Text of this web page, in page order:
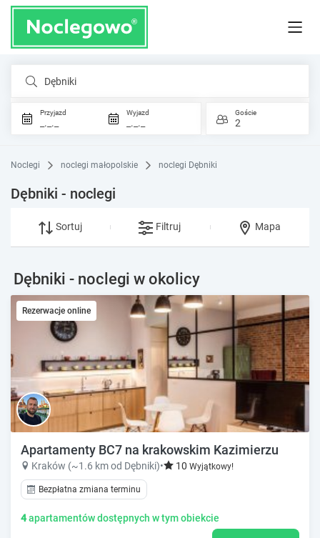
Dębniki
Przyjazd
_._._
Wyjazd
_._._
Goście
2
Noclegi noclegi małopolskie noclegi Dębniki
Dębniki - noclegi
Sortuj Filtruj Mapa
Dębniki - noclegi w okolicy
Rezerwacje online
Apartamenty BC7 na krakowskim Kazimierzu
Kraków (~1.6 km od Dębniki)• 10 Wyjątkowy!
Bezpłatna zmiana terminu
4apartamentów dostępnych w tym obiekcie